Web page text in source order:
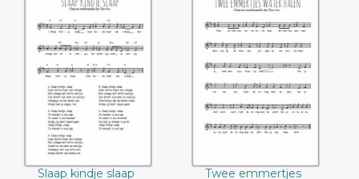
Slaap kindje slaap
Slaap kindje slaap
Twee emmertjes
water halen
Twee emmertjes